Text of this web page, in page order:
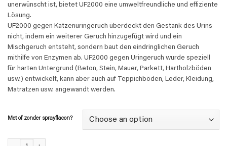
unerwünscht ist, bietet UF2000 eine umweltfreundliche und effiziente
Lösung.
UF2000 gegen Katzenuringeruch überdeckt den Gestank des Urins
nicht, indem ein weiterer Geruch hinzugefügt wird und ein
Mischgeruch entsteht, sondern baut den eindringlichen Geruch
mithilfe von Enzymen ab. UF2000 gegen Uringeruch wurde speziell
für harten Untergrund (Beton, Stein, Mauer, Parkett, Hartholzböden
usw.) entwickelt, kann aber auch auf Teppichböden, Leder, Kleidung,
Matratzen usw. angewandt werden.
Met of zonder sprayflacon?
UF2000 - 5-fach Konzentrat - 1 Liter quantity